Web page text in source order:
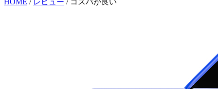
HOME / レビュー / コスパが良い